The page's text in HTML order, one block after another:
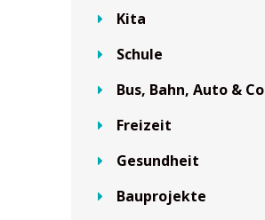
Kita
Schule
Bus, Bahn, Auto & Co
Freizeit
Gesundheit
Bauprojekte